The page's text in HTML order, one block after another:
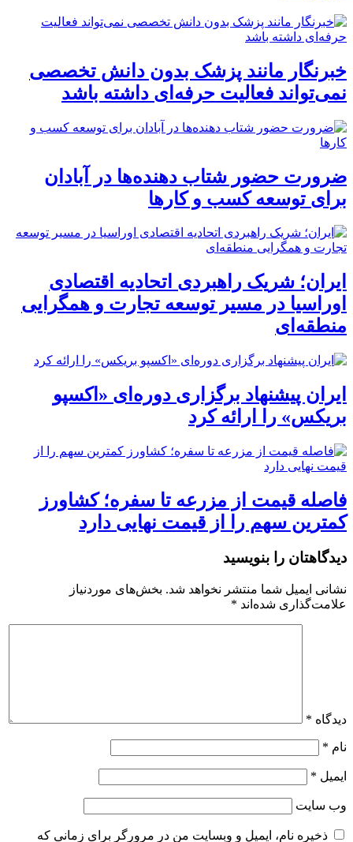
خبرنگار مانند پزشک بدون دانش تخصصی
نمی‌تواند فعالیت حرفه‌ای داشته باشد
ضرورت حضور شتاب ‌دهنده‌ها در آبادان
برای توسعه کسب‌ و کارها
ایران؛ شریک راهبردی اتحادیه اقتصادی
اوراسیا در مسیر توسعه تجارت و همگرایی
منطقه‌ای
ایران پیشنهاد برگزاری دوره‌ای «اکسپو
بریکس» را ارائه کرد
فاصله قیمت از مزرعه تا سفره؛ کشاورز
کمترین سهم را از قیمت نهایی دارد
دیدگاهتان را بنویسید
نشانی ایمیل شما منتشر نخواهد شد. بخش‌های موردنیاز
علامت‌گذاری شده‌اند *
دیدگاه *
نام *
ایمیل *
وب‌ سایت
ذخیره نام، ایمیل و وبسایت من در مرورگر برای زمانی که